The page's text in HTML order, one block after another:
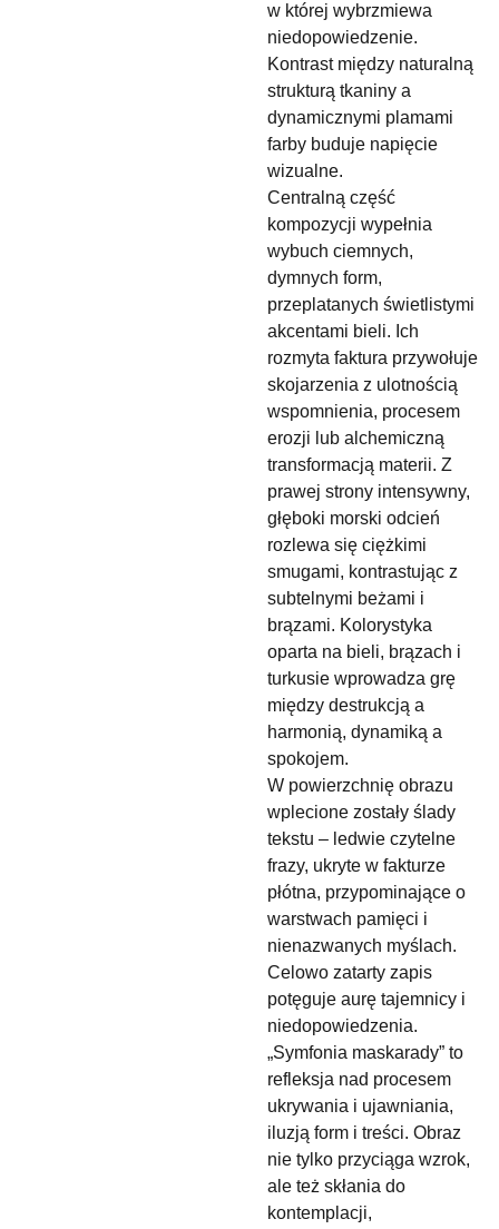
w której wybrzmiewa
niedopowiedzenie.
Kontrast między naturalną
strukturą tkaniny a
dynamicznymi plamami
farby buduje napięcie
wizualne.
Centralną część
kompozycji wypełnia
wybuch ciemnych,
dymnych form,
przeplatanych świetlistymi
akcentami bieli. Ich
rozmyta faktura przywołuje
skojarzenia z ulotnością
wspomnienia, procesem
erozji lub alchemiczną
transformacją materii. Z
prawej strony intensywny,
głęboki morski odcień
rozlewa się ciężkimi
smugami, kontrastując z
subtelnymi beżami i
brązami. Kolorystyka
oparta na bieli, brązach i
turkusie wprowadza grę
między destrukcją a
harmonią, dynamiką a
spokojem.
W powierzchnię obrazu
wplecione zostały ślady
tekstu – ledwie czytelne
frazy, ukryte w fakturze
płótna, przypominające o
warstwach pamięci i
nienazwanych myślach.
Celowo zatarty zapis
potęguje aurę tajemnicy i
niedopowiedzenia.
„Symfonia maskarady” to
refleksja nad procesem
ukrywania i ujawniania,
iluzją form i treści. Obraz
nie tylko przyciąga wzrok,
ale też skłania do
kontemplacji,